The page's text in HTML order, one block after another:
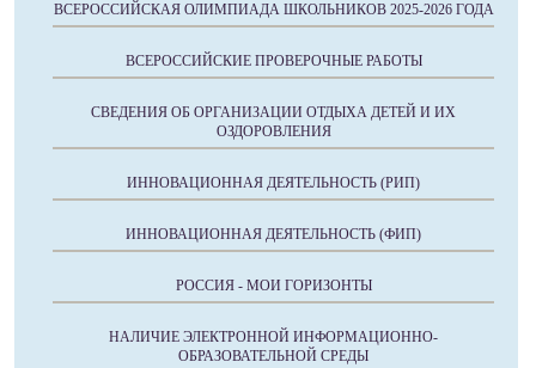
ВСЕРОССИЙСКАЯ ОЛИМПИАДА ШКОЛЬНИКОВ 2025-2026 ГОДА
ВСЕРОССИЙСКИЕ ПРОВЕРОЧНЫЕ РАБОТЫ
СВЕДЕНИЯ ОБ ОРГАНИЗАЦИИ ОТДЫХА ДЕТЕЙ И ИХ
ОЗДОРОВЛЕНИЯ
ИННОВАЦИОННАЯ ДЕЯТЕЛЬНОСТЬ (РИП)
ИННОВАЦИОННАЯ ДЕЯТЕЛЬНОСТЬ (ФИП)
РОССИЯ - МОИ ГОРИЗОНТЫ
НАЛИЧИЕ ЭЛЕКТРОННОЙ ИНФОРМАЦИОННО-
ОБРАЗОВАТЕЛЬНОЙ СРЕДЫ